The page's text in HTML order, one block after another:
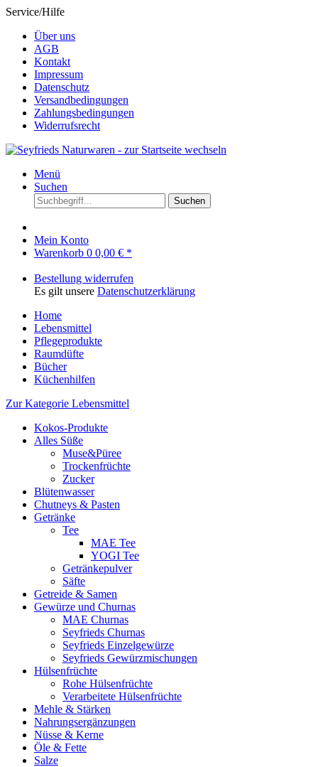
Service/Hilfe
Über uns
AGB
Kontakt
Impressum
Datenschutz
Versandbedingungen
Zahlungsbedingungen
Widerrufsrecht
Menü
Suchen
Suchen
Mein Konto
Warenkorb 0 0,00 € *
Bestellung widerrufen
Es gilt unsere Datenschutzerklärung
Home
Lebensmittel
Pflegeprodukte
Raumdüfte
Bücher
Küchenhilfen
Zur Kategorie Lebensmittel
Kokos-Produkte
Alles Süße
Muse&Püree
Trockenfrüchte
Zucker
Blütenwasser
Chutneys & Pasten
Getränke
Tee
MAE Tee
YOGI Tee
Getränkepulver
Säfte
Getreide & Samen
Gewürze und Churnas
MAE Churnas
Seyfrieds Churnas
Seyfrieds Einzelgewürze
Seyfrieds Gewürzmischungen
Hülsenfrüchte
Rohe Hülsenfrüchte
Verarbeitete Hülsenfrüchte
Mehle & Stärken
Nahrungsergänzungen
Nüsse & Kerne
Öle & Fette
Salze